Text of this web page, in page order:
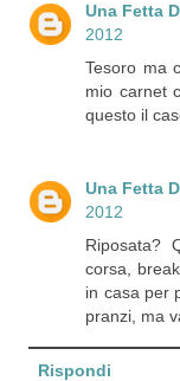
Una Fetta
2012
Tesoro ma
mio carnet
questo il
Una Fetta
2012
Riposata?
corsa,
in casa per
pranzi, ma
Rispondi